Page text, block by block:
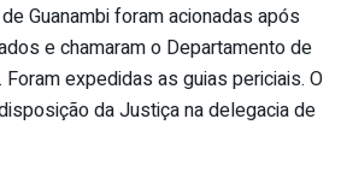
Guanambi foram acionadas após
e chamaram o Departamento de
expedidas as guias periciais. O
da Justiça na delegacia de